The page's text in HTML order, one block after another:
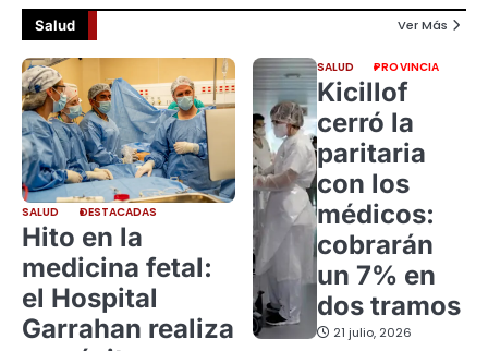
Salud Ver Más
SALUD DESTACADAS
Hito en la
medicina fetal:
el Hospital
Garrahan realiza
SALUD PROVINCIA
Kicillof
cerró la
paritaria
con los
médicos:
cobrarán
un 7% en
dos tramos
21 julio, 2026